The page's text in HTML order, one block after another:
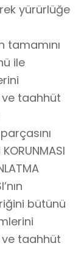
yürürlüğe
tamamını
ile
ve taahhüt
bütünü
ve taahhüt